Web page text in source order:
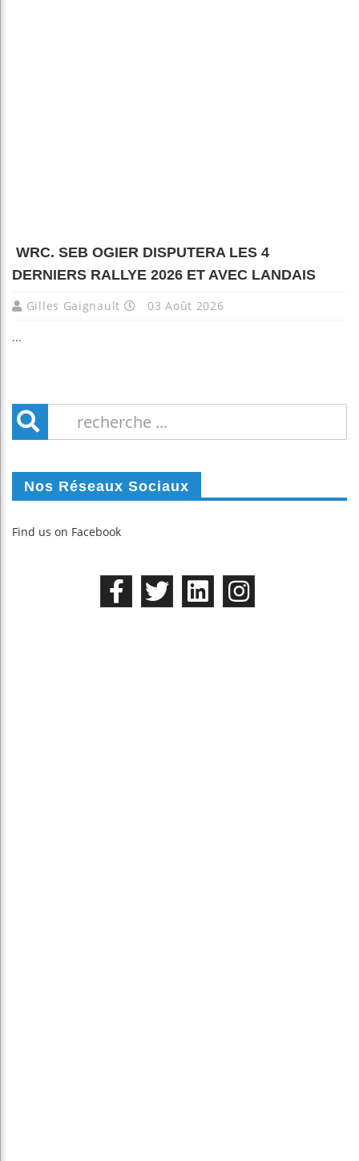
WRC. SEB OGIER DISPUTERA LES 4
DERNIERS RALLYE 2026 ET AVEC LANDAIS
Gilles Gaignault 03 Août 2026
...
Nos Réseaux Sociaux
Find us on Facebook